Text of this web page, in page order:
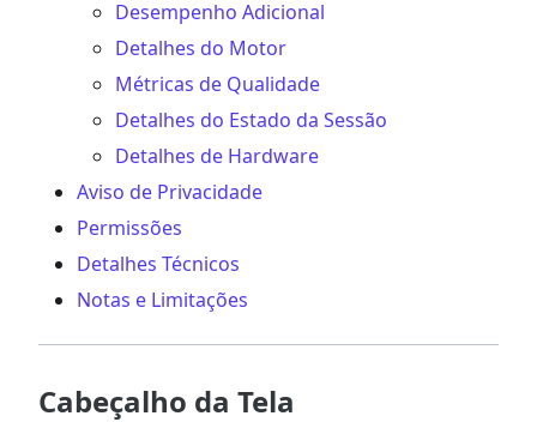
Desempenho Adicional
Detalhes do Motor
Métricas de Qualidade
Detalhes do Estado da Sessão
Detalhes de Hardware
Aviso de Privacidade
Permissões
Detalhes Técnicos
Notas e Limitações
Cabeçalho da Tela